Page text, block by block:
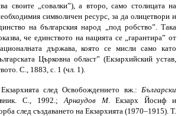
своите „совалки”), а второ, само столицата на
символичен ресурс, за да олицетвори и
на българския народ „под робство”. Така
че единството на нацията се „гарантира” от
държава, която се мисли само като
Църковна област” (Екзархийский устав,
С., 1883, с. 1 (чл. 1).
след Освобождението вж.: Български
С., 1992.; Арнаудов М. Екзарх Йосиф и
след създаването на Екзархията (1970–1915). Т.